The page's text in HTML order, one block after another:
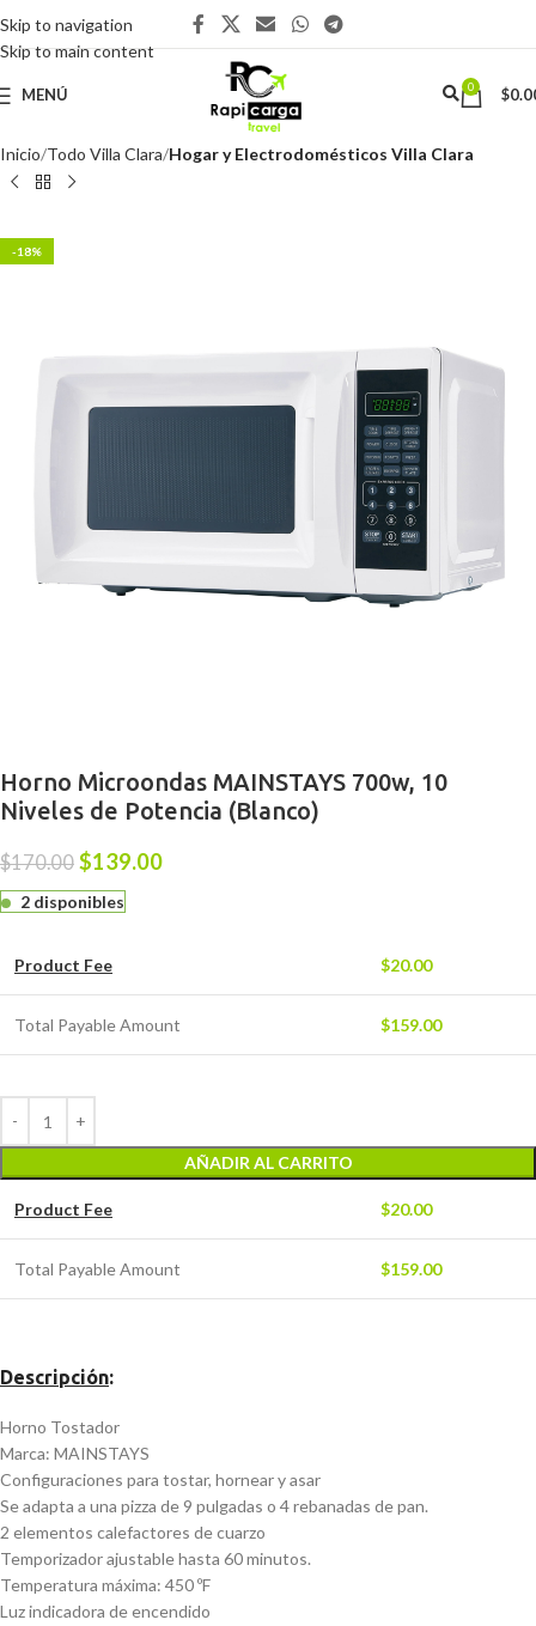
Skip to navigation
Skip to main content
MENÚ 0 $
Inicio Todo Villa Clara Hogar y Electrodomésticos Villa Clara
-18%
Horno Microondas MAINSTAYS 700w, 10
Niveles de Potencia (Blanco)
$170.00 $139.00
2 disponibles
Product Fee $20.00
Total Payable Amount $159.00
AÑADIR AL CARRITO
Product Fee $20.00
Total Payable Amount $159.00
Descripción:
Horno Tostador
Marca: MAINSTAYS
Configuraciones para tostar, hornear y asar
Se adapta a una pizza de 9 pulgadas o 4 rebanadas de pan.
2 elementos calefactores de cuarzo
Temporizador ajustable hasta 60 minutos.
Temperatura máxima: 450 ºF
Luz indicadora de encendido